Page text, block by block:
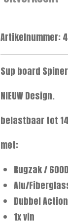
Artikelnummer:
Sup board
NIEUW Design.
belastbaar tot
met:
Rugzak /
Alu/
Dubbel
1x vin